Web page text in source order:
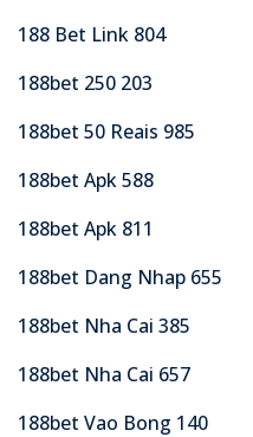
188 Bet Link 804
188bet 250 203
188bet 50 Reais 985
188bet Apk 588
188bet Apk 811
188bet Dang Nhap 655
188bet Nha Cai 385
188bet Nha Cai 657
188bet Vao Bong 140